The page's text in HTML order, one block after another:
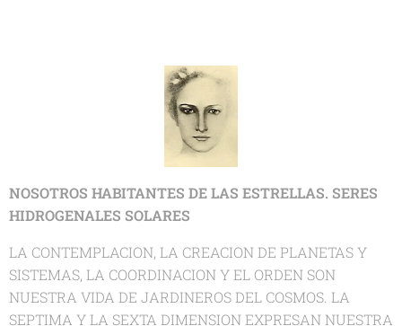
NOSOTROS HABITANTES DE LAS ESTRELLAS. SERES
HIDROGENALES SOLARES
LA CONTEMPLACION, LA CREACION DE PLANETAS Y
SISTEMAS, LA COORDINACION Y EL ORDEN SON
NUESTRA VIDA DE JARDINEROS DEL COSMOS. LA
SEPTIMA Y LA SEXTA DIMENSION EXPRESAN NUESTRA